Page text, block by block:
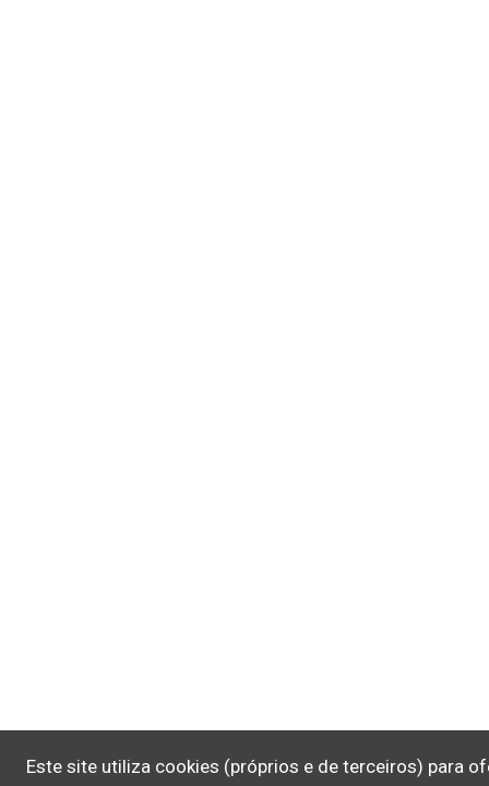
Este site utiliza cookies (próprios e de terceiros) para